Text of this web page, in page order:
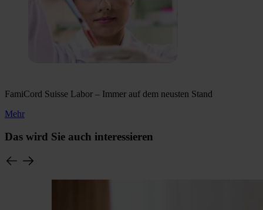
FamiCord Suisse Labor – Immer auf dem neusten Stand
Mehr
Das wird Sie auch interessieren